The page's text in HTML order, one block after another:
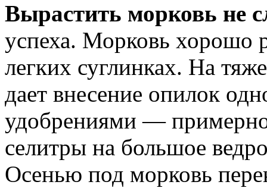
Вырастить морковь не
успеха. Морковь хорошо
легких суглинках. На
дает внесение опилок
удобрениями —
селитры на большое
Осенью под морковь